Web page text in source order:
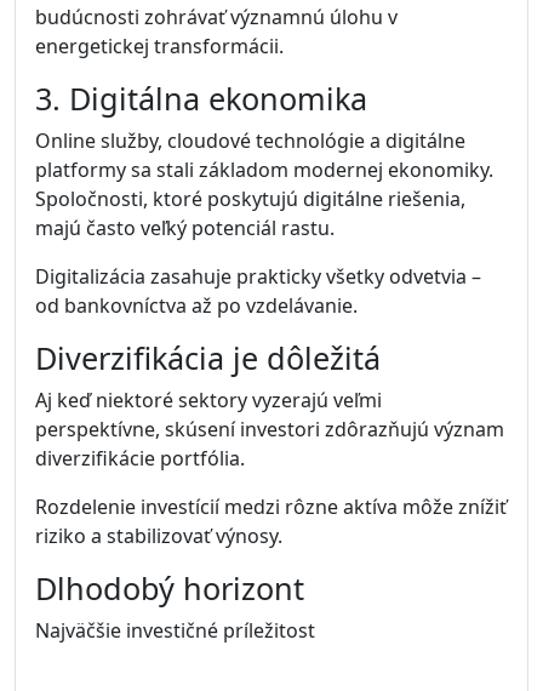
budúcnosti zohrávať významnú úlohu v
energetickej transformácii.
3. Digitálna ekonomika
Online služby, cloudové technológie a digitálne
platformy sa stali základom modernej ekonomiky.
Spoločnosti, ktoré poskytujú digitálne riešenia,
majú často veľký potenciál rastu.
Digitalizácia zasahuje prakticky všetky odvetvia –
od bankovníctva až po vzdelávanie.
Diverzifikácia je dôležitá
Aj keď niektoré sektory vyzerajú veľmi
perspektívne, skúsení investori zdôrazňujú význam
diverzifikácie portfólia.
Rozdelenie investícií medzi rôzne aktíva môže znížiť
riziko a stabilizovať výnosy.
Dlhodobý horizont
Najväčšie investičné príležitost